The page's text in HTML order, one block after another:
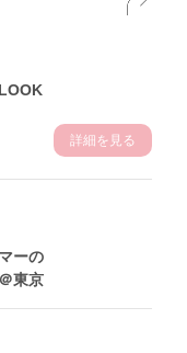
詳細を見る
ーの
東京